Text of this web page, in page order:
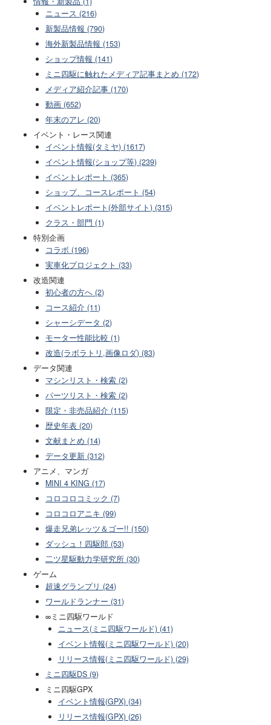
ニュース (216)
新製品情報 (790)
海外新製品情報 (153)
ショップ情報 (141)
ミニ四駆に触れたメディア記事まとめ (172)
メディア紹介記事 (170)
動画 (652)
年末のアレ (20)
イベント・レース関連
イベント情報(タミヤ) (1617)
イベント情報(ショップ等) (239)
イベントレポート (365)
ショップ、コースレポート (54)
イベントレポート(外部サイト) (315)
クラス・部門 (1)
特別企画
コラボ (196)
実車化プロジェクト (33)
改造関連
初心者の方へ (2)
コース紹介 (11)
シャーシデータ (2)
モーター性能比較 (1)
改造(ラボラトリ,画像ロダ) (83)
データ関連
マシンリスト・検索 (2)
パーツリスト・検索 (2)
限定・非売品紹介 (115)
歴史年表 (20)
文献まとめ (14)
データ更新 (312)
アニメ、マンガ
MINI 4 KING (17)
コロコロコミック (7)
コロコロアニキ (99)
爆走兄弟レッツ＆ゴー!! (150)
ダッシュ！四駆郎 (53)
二ツ星駆動力学研究所 (30)
ゲーム
超速グランプリ (24)
ワールドランナー (31)
∞ミニ四駆ワールド
ニュース(ミニ四駆ワールド) (41)
イベント情報(ミニ四駆ワールド) (20)
リリース情報(ミニ四駆ワールド) (29)
ミニ四駆DS (9)
ミニ四駆GPX
イベント情報(GPX) (34)
リリース情報(GPX) (26)